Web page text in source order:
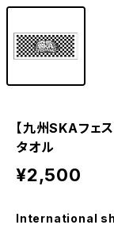
【九州SKAフェ
タオル
¥2,500
International